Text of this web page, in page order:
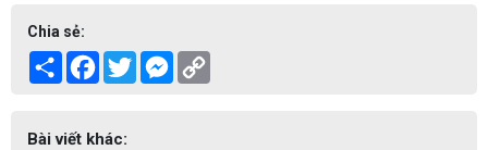
Chia sẻ:
Share Facebook
TwitterMessenger
Bài viết khác: